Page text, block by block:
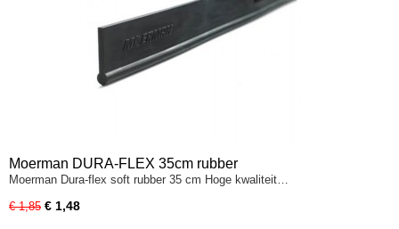
Moerman DURA-FLEX 35cm rubber
Moerman Dura-flex soft rubber 35 cm Hoge kwaliteit…
€ 1,85 € 1,48